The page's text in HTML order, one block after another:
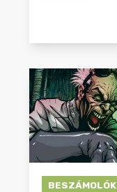
BESZÁMOLÓK